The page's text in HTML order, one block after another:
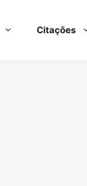
Citações